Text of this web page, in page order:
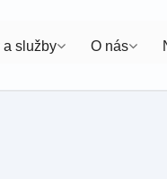
a služby O nás